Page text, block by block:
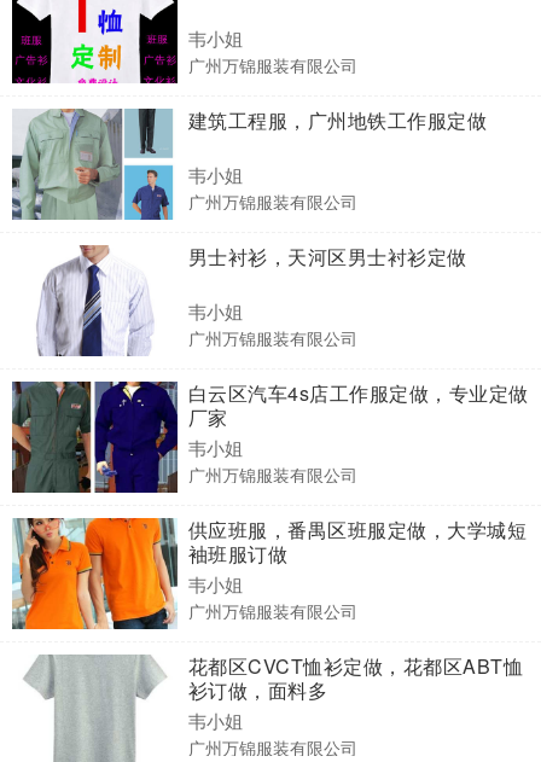
韦小姐
广州万锦服装有限公司
建筑工程服，广州地铁工作服定做
韦小姐
广州万锦服装有限公司
男士衬衫，天河区男士衬衫定做
韦小姐
广州万锦服装有限公司
白云区汽车4s店工作服定做，专业定做
厂家
韦小姐
广州万锦服装有限公司
供应班服，番禺区班服定做，大学城短
袖班服订做
韦小姐
广州万锦服装有限公司
花都区CVCT恤衫定做，花都区ABT恤
衫订做，面料多
韦小姐
广州万锦服装有限公司